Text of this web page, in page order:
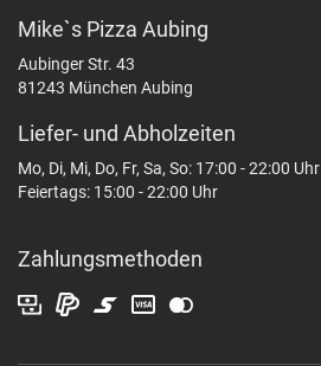
Mike`s Pizza Aubing
Aubinger Str. 43
81243 München Aubing
Liefer- und Abholzeiten
Mo, Di, Mi, Do, Fr, Sa, So: 17:00 - 22:00 Uhr
Feiertags: 15:00 - 22:00 Uhr
Zahlungsmethoden